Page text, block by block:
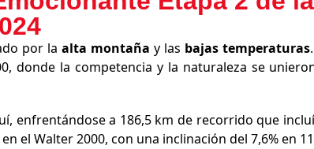
por laalta montaña y las bajas temperaturas
donde la competencia y la naturaleza se
enfrentándose a 186,5 km de recorrido que
el Walter 2000, con una inclinación del 7,6% en